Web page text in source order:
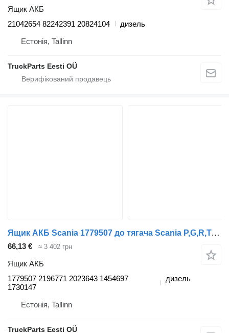
Ящик АКБ
21042654 82242391 20824104
дизель
Естонія, Tallinn
TruckParts Eesti OÜ
Ящик АКБ Scania 1779507 до тягача Scania P,G,R,T-series (2004-2017)
66,13 € ≈ 3 402 грн
Ящик АКБ
1779507 2196771 2023643 1454697
1730147
дизель
Естонія, Tallinn
TruckParts Eesti OÜ